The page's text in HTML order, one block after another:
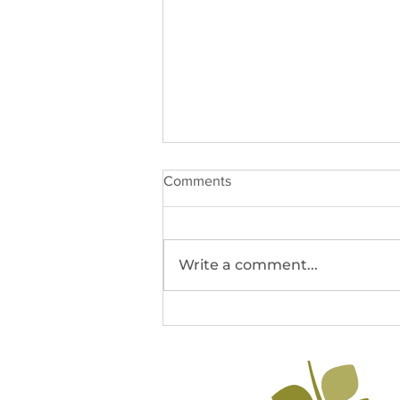
Comments
Write a comment...